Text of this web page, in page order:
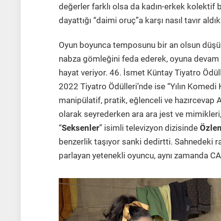
değerler farklı olsa da kadın-erkek kolektif
dayattığı “daimi oruç”a karşı nasıl tavır
Oyun boyunca temposunu bir an olsun
nabza gömleğini feda ederek, oyuna devam
hayat veriyor. 46. İsmet Küntay Tiyatro
2022 Tiyatro Ödülleri’nde ise “Yılın
manipülatif, pratik, eğlenceli ve hazırcevap
olarak seyrederken ara ara jest ve
“Seksenler” isimli televizyon dizisinde
benzerlik taşıyor sanki dedirtti. Sahnedeki
parlayan yetenekli oyuncu, aynı zamanda